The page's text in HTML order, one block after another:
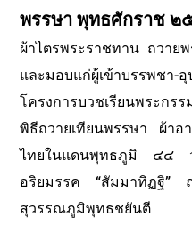
พรรษา พุทธศักราช
ผ้าไตรพระราชทาน ถวาย
และมอบแก่ผู้เข้าบรรพช
โครงการบวชเรียนพระกร
พิธีถวายเทียนพรรษา ผ้า
ไทยในแดนพุทธภูมิ ๔๔
อริยมรรค “สัมมาทิฏฐิ”
สุวรรณภูมิพุทธชยันตี